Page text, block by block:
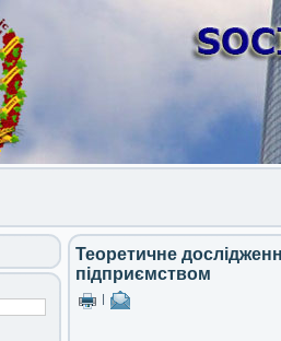
Теоретичне
підприємством